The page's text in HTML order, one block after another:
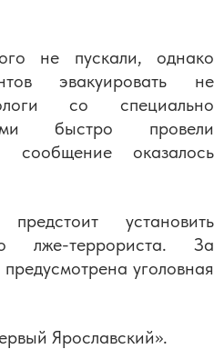
не пускали, однако
эвакуировать не
со специально
быстро провели
сообщение оказалось
установить
лже-террориста. За
уголовная
Ярославский».